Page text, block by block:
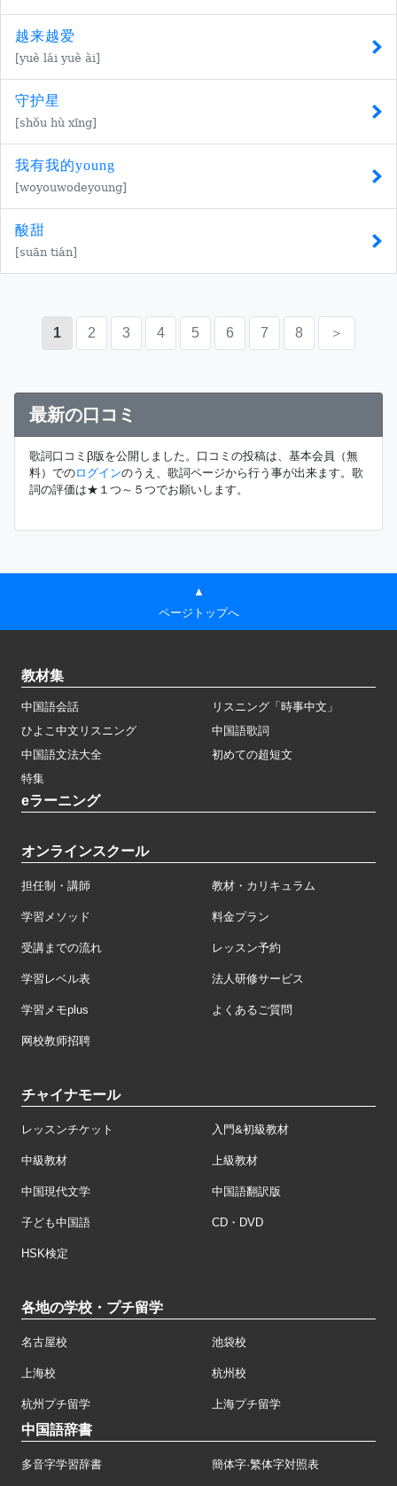
越来越爱
[yuè lái yuè ài]
守护星
[shǒu hù xīng]
我有我的young
[woyouwodeyoung]
酸甜
[suān tián]
1 2 3 4 5 6 7 8 ＞
最新の口コミ
歌詞口コミβ版を公開しました。口コミの投稿は、基本会員（無
料）でのログインのうえ、歌詞ページから行う事が出来ます。歌
詞の評価は★１つ～５つでお願いします。
▲
ページトップへ
教材集
中国語会話
リスニング「時事中文」
ひよこ中文リスニング
中国語歌詞
中国語文法大全
初めての超短文
特集
eラーニング
オンラインスクール
担任制・講師 教材・カリキュラム
学習メソッド 料金プラン
受講までの流れ レッスン予約
学習レベル表 法人研修サービス
学習メモplus よくあるご質問
网校教师招聘
チャイナモール
レッスンチケット 入門&初級教材
中級教材 上級教材
中国現代文学 中国語翻訳版
子ども中国語 CD・DVD
HSK検定
各地の学校・プチ留学
名古屋校 池袋校
上海校 杭州校
杭州プチ留学 上海プチ留学
中国語辞書
多音字学習辞書 簡体字·繁体字対照表